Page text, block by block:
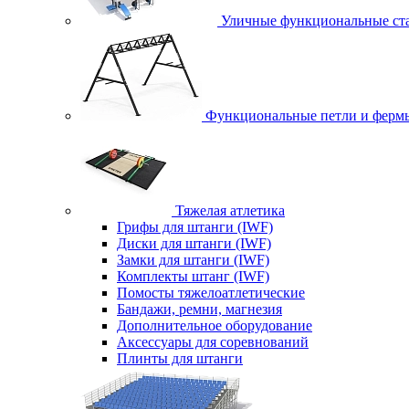
Уличные функциональные
Функциональные петли и
Тяжелая атлетика
Грифы для штанги (IWF)
Диски для штанги (IWF)
Замки для штанги (IWF)
Комплекты штанг (IWF)
Помосты тяжелоатлетические
Бандажи, ремни, магнезия
Дополнительное оборудование
Аксессуары для соревнований
Плинты для штанги